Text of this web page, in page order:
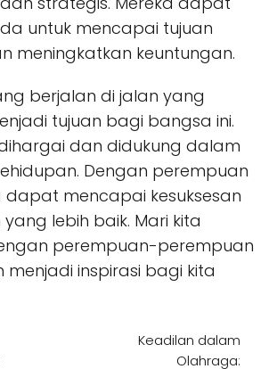
untuk mencapai tujuan
meningkatkan keuntungan.
berjalan di jalan yang
tujuan bagi bangsa ini.
dan didukung dalam
Dengan perempuan
dapat mencapai kesuksesan
lebih baik. Mari kita
perempuan-perempuan
menjadi inspirasi bagi kita
Keadilan dalam
Olahraga: